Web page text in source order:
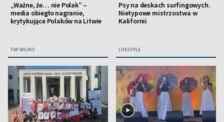
„Ważne, że… nie Polak” –
media obiegło nagranie,
krytykujące Polaków na Litwie
TVP WILNO
Psy na deskach surfingowych.
Nietypowe mistrzostwa w
Kalifornii
LIFESTYLE